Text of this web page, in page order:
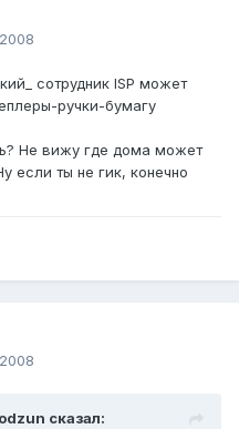
сотрудник ISP может
ручки-бумагу
Не вижу где дома может
если ты не гик, конечно
сказал: